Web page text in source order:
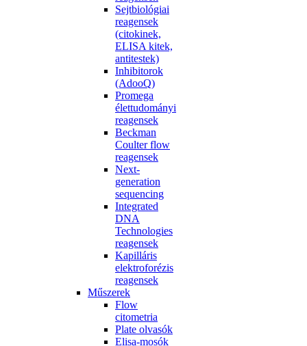
Sejtbiológiai
reagensek
(citokinek,
ELISA kitek,
antitestek)
Inhibitorok
(AdooQ)
Promega
élettudományi
reagensek
Beckman
Coulter flow
reagensek
Next-
generation
sequencing
Integrated
DNA
Technologies
reagensek
Kapilláris
elektroforézis
reagensek
Műszerek
Flow
citometria
Plate olvasók
Elisa-mosók